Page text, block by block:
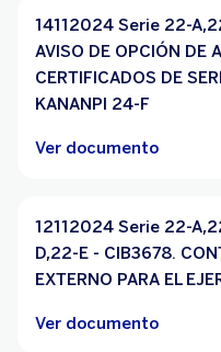
14112024 Serie 22-
AVISO DE OPCIÓN DE
CERTIFICADOS DE
KANANPI 24-F
Ver documento
12112024 Serie 22-
D,22-E - CIB3678.
EXTERNO PARA EL
Ver documento